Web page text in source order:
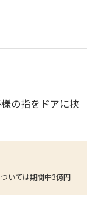
の指をドアに挟
いては期間中3億円